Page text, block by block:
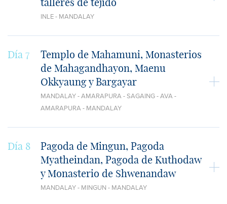
talleres de tejido
INLE - MANDALAY
Día 7
Templo de Mahamuni, Monasterios
de Mahagandhayon, Maenu
Okkyaung y Bargayar
MANDALAY - AMARAPURA - SAGAING - AVA -
AMARAPURA - MANDALAY
Día 8
Pagoda de Mingun, Pagoda
Myatheindan, Pagoda de Kuthodaw
y Monasterio de Shwenandaw
MANDALAY - MINGUN - MANDALAY